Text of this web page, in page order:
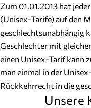
Zum 01.01.2013 hat
(Unisex-Tarife) auf den
geschlechtsunabhängig
Geschlechter mit
einen Unisex-Tarif kann
man einmal in der
Rückkehrrecht in die
Unsere